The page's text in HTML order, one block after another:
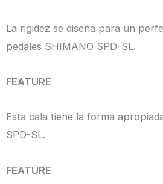
La rigidez se diseña para un
pedales SHIMANO SPD-SL.
FEATURE
Esta cala tiene la forma
SPD-SL.
FEATURE